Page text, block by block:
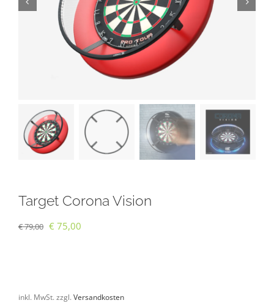
Target Corona Vision
€79,00 Ursprünglicher
€ 75,00
inkl. MwSt. zzgl. Versandkosten